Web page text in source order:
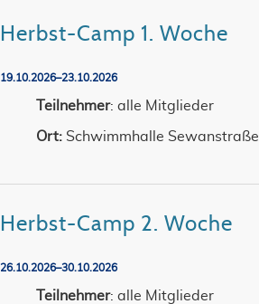
Herbst-Camp 1. Woche
19.10.2026–23.10.2026
Teilnehmer: alle Mitglieder
Ort: Schwimmhalle Sewanstraße
Herbst-Camp 2. Woche
26.10.2026–30.10.2026
Teilnehmer: alle Mitglieder